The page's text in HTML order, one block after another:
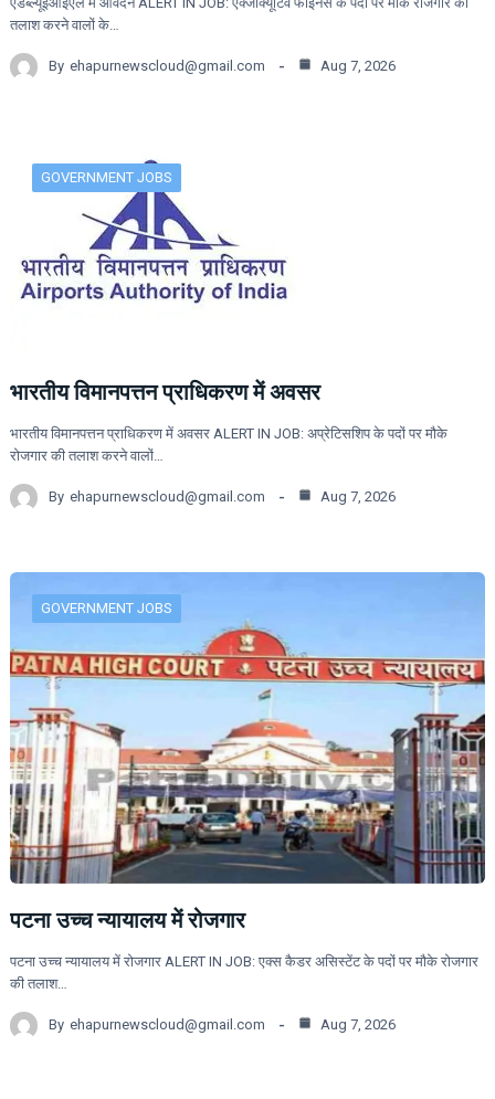
तलाश करने वालों के…
By ehapurnewscloud@gmail.com Aug 7, 2026
GOVERNMENT JOBS
भारतीय विमानपत्तन प्राधिकरण में अवसर
भारतीय विमानपत्तन प्राधिकरण में अवसर ALERT IN JOB: अप्रेटिसशिप के पदों पर मौके
रोजगार की तलाश करने वालों…
By ehapurnewscloud@gmail.com Aug 7, 2026
GOVERNMENT JOBS
पटना उच्च न्यायालय में रोजगार
पटना उच्च न्यायालय में रोजगार ALERT IN JOB: एक्स कैडर असिस्टेंट के पदों पर मौके रोजगार
की तलाश…
By ehapurnewscloud@gmail.com Aug 7, 2026